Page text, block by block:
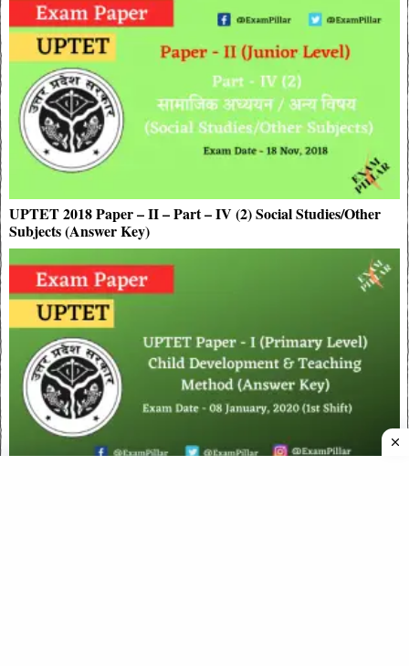
UPTET 2018 Paper – II – Part – IV (2) Social Studies/Other
Subjects (Answer Key)